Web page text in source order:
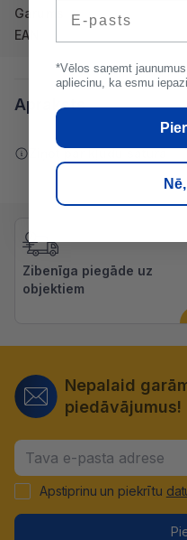
Garums
EAN
Apraksts
Ziņot par kļūdu saturā
Zibenīga piegāde uz
objektiem
Nepalaid
piedāvājumus!
Apstiprinu un piekrītu
*Vēlos saņemt
apliecinu, ka esmu